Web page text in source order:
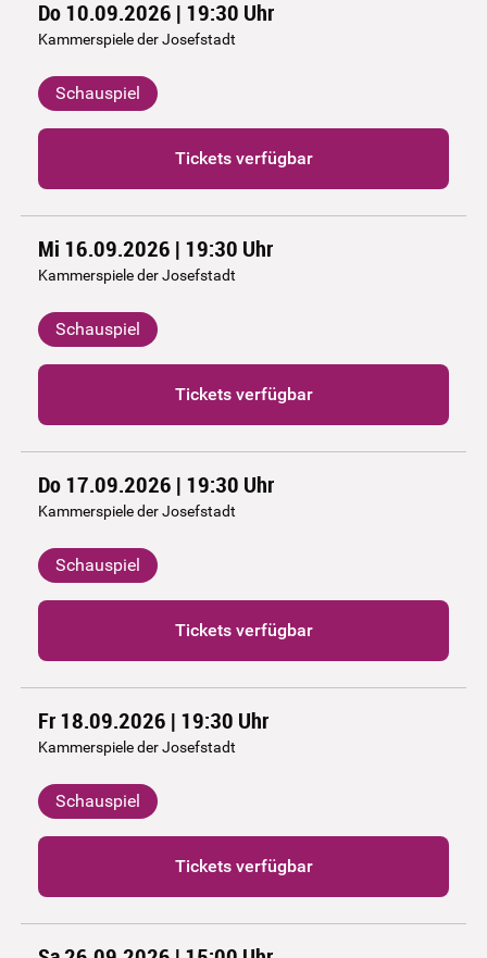
Do 10.09.2026 | 19:30 Uhr
Kammerspiele der Josefstadt
Schauspiel
Tickets verfügbar
Mi 16.09.2026 | 19:30 Uhr
Kammerspiele der Josefstadt
Schauspiel
Tickets verfügbar
Do 17.09.2026 | 19:30 Uhr
Kammerspiele der Josefstadt
Schauspiel
Tickets verfügbar
Fr 18.09.2026 | 19:30 Uhr
Kammerspiele der Josefstadt
Schauspiel
Tickets verfügbar